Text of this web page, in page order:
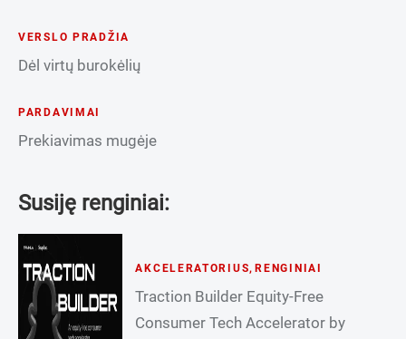
VERSLO PRADŽIA
Dėl virtų burokėlių
PARDAVIMAI
Prekiavimas mugėje
Susiję renginiai:
AKCELERATORIUS, RENGINIAI
Traction Builder Equity-Free
Consumer Tech Accelerator by